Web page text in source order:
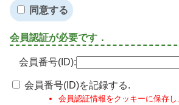
同意する
会員認証が必要です．
会員番号(ID):
会員番号(ID)を記録する.
会員認証情報をクッキーに保存